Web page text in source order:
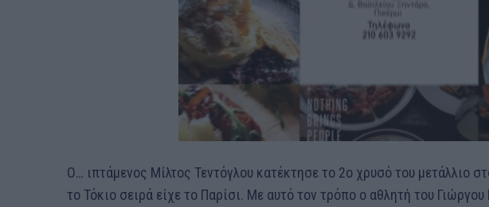
Ο… ιπτάμενος Μίλτος Τεντόγλου κατέκτησε το 2ο χρυσό του μετάλλιο
το Τόκιο σειρά είχε το Παρίσι. Με αυτό τον τρόπο ο αθλητή του